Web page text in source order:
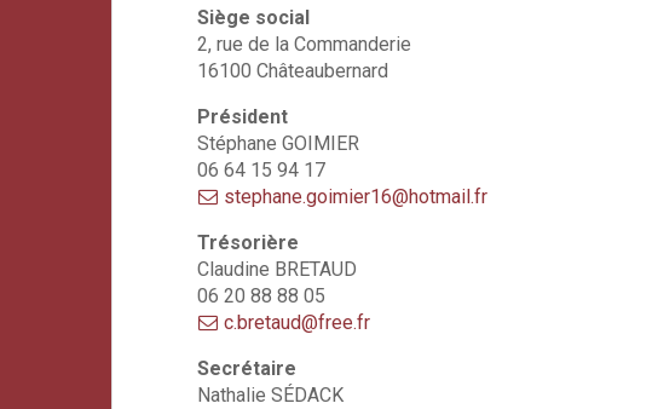
Siège social
2, rue de la Commanderie
16100 Châteaubernard
Président
Stéphane GOIMIER
06 64 15 94 17
stephane.goimier16@hotmail.fr
Trésorière
Claudine BRETAUD
06 20 88 88 05
c.bretaud@free.fr
Secrétaire
Nathalie SÉDACK